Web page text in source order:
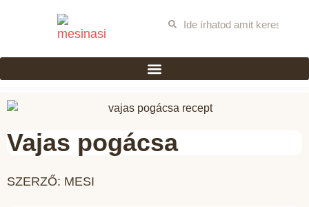
Vajas pogácsa
SZERZŐ: MESI